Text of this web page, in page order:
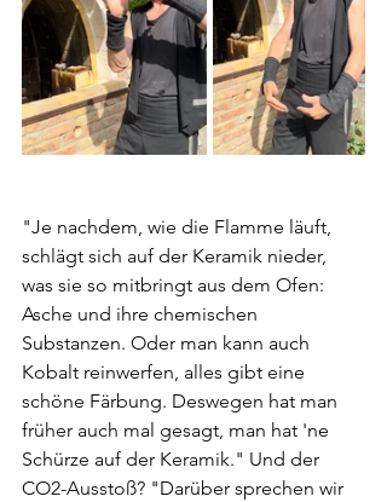
"Je nachdem, wie die Flamme läuft,
schlägt sich auf der Keramik nieder,
was sie so mitbringt aus dem Ofen:
Asche und ihre chemischen
Substanzen. Oder man kann auch
Kobalt reinwerfen, alles gibt eine
schöne Färbung. Deswegen hat man
früher auch mal gesagt, man hat 'ne
Schürze auf der Keramik." Und der
CO2-Ausstoß? "Darüber sprechen wir